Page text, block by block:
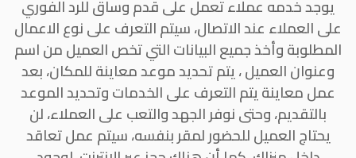
يوجد خدمه عملاء تعمل على قدم وساق للرد الفوري
على العملاء عند الاتصال، سيتم التعرف على نوع الاعمال
المطلوبة وأخذ جميع البيانات التي تخص العميل من اسم
وعنوان العميل ، يتم تحديد موعد معاينة للمكان، بعد
عمل معاينة يتم التعرف على الخدمات وتحديد الموعد
بالتقديم، وحتى نوفر الجهد والتعب على العملاء، لن
يحتاج العميل للحضور لمقر بنفسه، سيتم عمل تعاقد